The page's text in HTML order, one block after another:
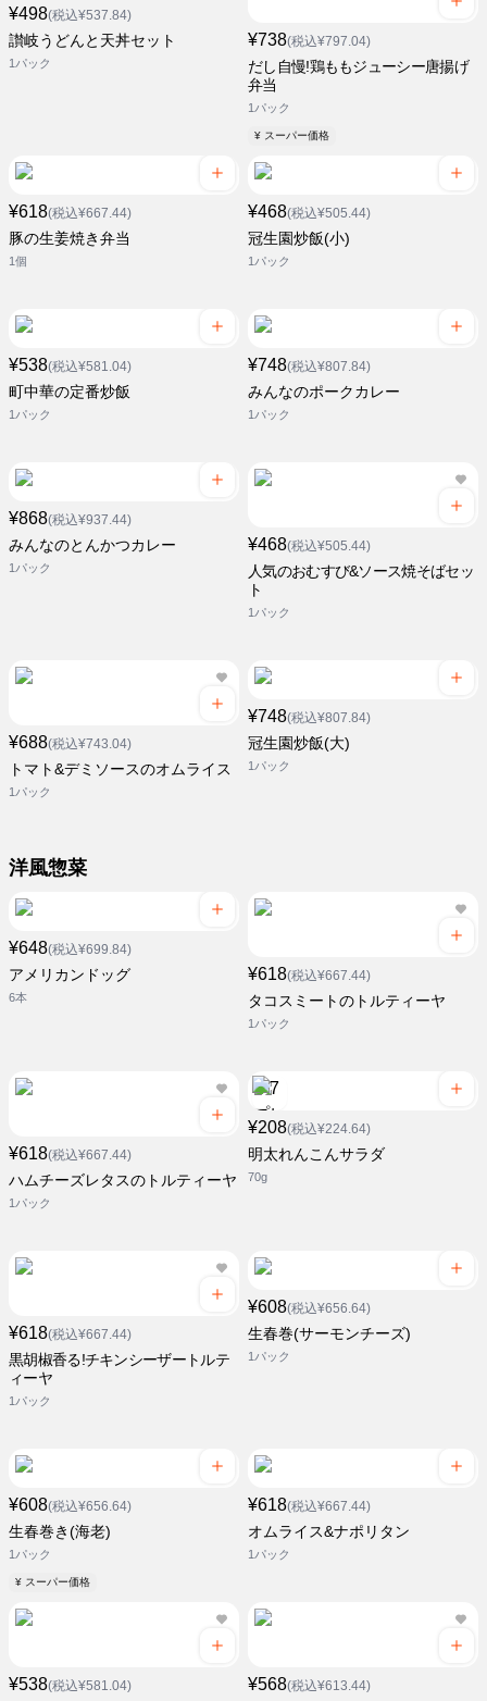
¥498(税込¥537.84)
讃岐うどんと天丼セット
1パック
¥738(税込¥797.04)
だし自慢!鶏ももジューシー唐揚げ
弁当
1パック
¥ スーパー価格
¥618(税込¥667.44)
豚の生姜焼き弁当
1個
¥468(税込¥505.44)
冠生園炒飯(小)
1パック
¥538(税込¥581.04)
町中華の定番炒飯
1パック
¥748(税込¥807.84)
みんなのポークカレー
1パック
¥868(税込¥937.44)
みんなのとんかつカレー
1パック
¥468(税込¥505.44)
人気のおむすび&ソース焼そばセッ
ト
1パック
¥688(税込¥743.04)
トマト&デミソースのオムライス
1パック
¥748(税込¥807.84)
冠生園炒飯(大)
1パック
洋風惣菜
¥648(税込¥699.84)
アメリカンドッグ
6本
¥618(税込¥667.44)
タコスミートのトルティーヤ
1パック
¥618(税込¥667.44)
ハムチーズレタスのトルティーヤ
1パック
¥208(税込¥224.64)
明太れんこんサラダ
70g
¥618(税込¥667.44)
黒胡椒香る!チキンシーザートルテ
ィーヤ
1パック
¥608(税込¥656.64)
生春巻(サーモンチーズ)
1パック
¥608(税込¥656.64)
生春巻き(海老)
1パック
¥ スーパー価格
¥618(税込¥667.44)
オムライス&ナポリタン
1パック
¥538(税込¥581.04) ¥568(税込¥613.44)